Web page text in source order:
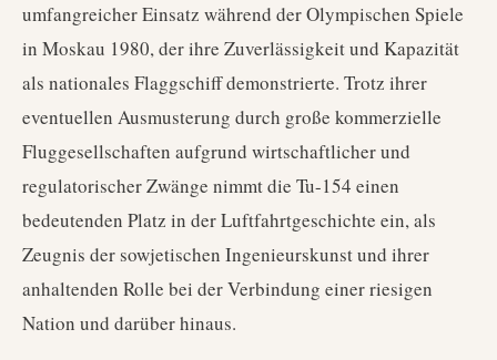
umfangreicher Einsatz während der Olympischen Spiele
in Moskau 1980, der ihre Zuverlässigkeit und Kapazität
als nationales Flaggschiff demonstrierte. Trotz ihrer
eventuellen Ausmusterung durch große kommerzielle
Fluggesellschaften aufgrund wirtschaftlicher und
regulatorischer Zwänge nimmt die Tu-154 einen
bedeutenden Platz in der Luftfahrtgeschichte ein, als
Zeugnis der sowjetischen Ingenieurskunst und ihrer
anhaltenden Rolle bei der Verbindung einer riesigen
Nation und darüber hinaus.